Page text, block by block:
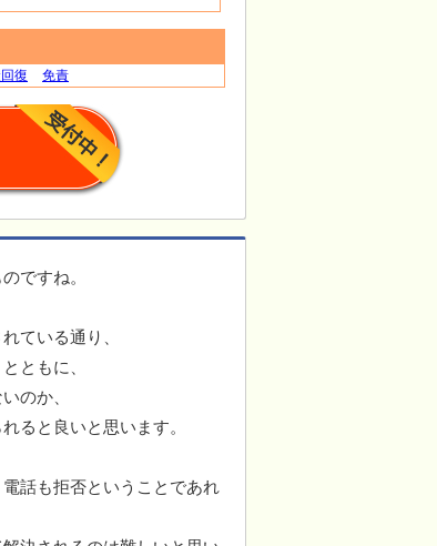
復 免責
ですね。
ている通り、
ともに、
のか、
ると良いと思います。
話も拒否ということであれ